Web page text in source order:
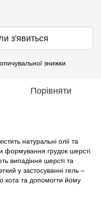
з'явиться
знижки
Порівняти
натуральні олії та
формування грудок шерсті
випадіння шерсті та
у застосуванні гель –
кота та допомогти йому